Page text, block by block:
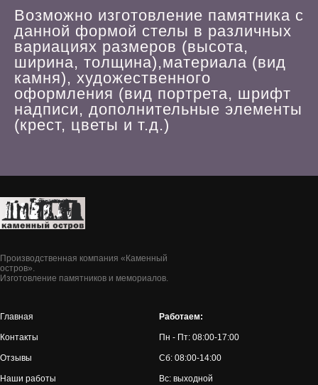
Возможно изготовление памятника с
данной формой стелы в различных
вариациях размеров (высота,
ширина, толщина),материала (вид
камня), художественного
оформления (вид портрета, шрифт
надписи, дополнительные элементы
(крест, цветы и т.д.)
Производственная компания «Каменный
остров».
Изготовление памятников и мемориалов.
Главная
Контакты
Отзывы
Наши работы
Работаем:
Пн - Пт: 08:00-17:00
Сб: 08:00-14:00
Вс: выходной